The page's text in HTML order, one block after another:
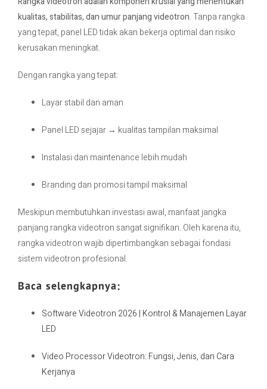
kualitas, stabilitas, dan umur panjang videotron.Tanpa rangka
yang tepat, panel LED tidak akan bekerja optimal dan risiko
kerusakan meningkat.
Dengan rangka yang tepat:
Layar stabil dan aman
Panel LED sejajar → kualitas tampilan maksimal
Instalasi dan maintenance lebih mudah
Branding dan promosi tampil maksimal
Meskipun membutuhkan investasi awal, manfaat jangka
panjang rangka videotron sangat signifikan. Oleh karena itu,
rangka videotron wajib dipertimbangkan sebagai fondasi
sistem videotron profesional.
Baca selengkapnya:
Software Videotron 2026 | Kontrol & Manajemen Layar
LED
Video Processor Videotron: Fungsi, Jenis, dan Cara
Kerjanya